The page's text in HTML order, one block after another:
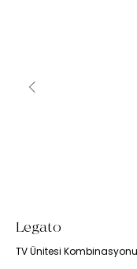
Legato
TV Ünitesi